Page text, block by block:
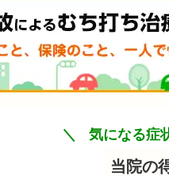
気になる症
当院の